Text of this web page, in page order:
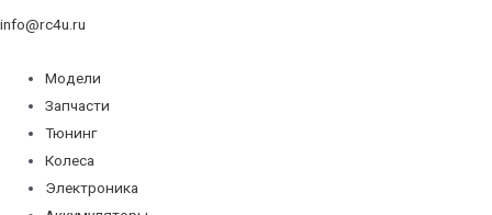
info@rc4u.ru
Модели
Запчасти
Тюнинг
Колеса
Электроника